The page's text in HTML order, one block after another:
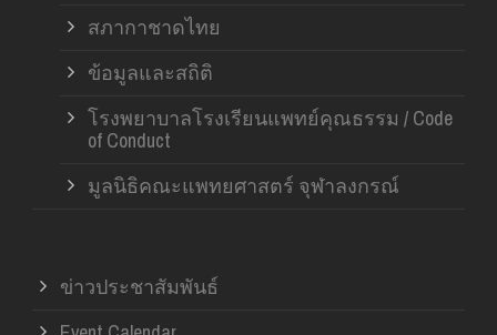
สภากาชาดไทย
ข้อมูลและสถิติ
โรงพยาบาลโรงเรียนแพทย์คุณธรรม / Code
of Conduct
มูลนิธิคณะแพทยศาสตร์ จุฬาลงกรณ์
ข่าวประชาสัมพันธ์